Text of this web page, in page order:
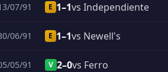
07/91 E 1–1vs Independiente
06/91 E 1–1vs Newell's
05/91 V 2–0vs Ferro